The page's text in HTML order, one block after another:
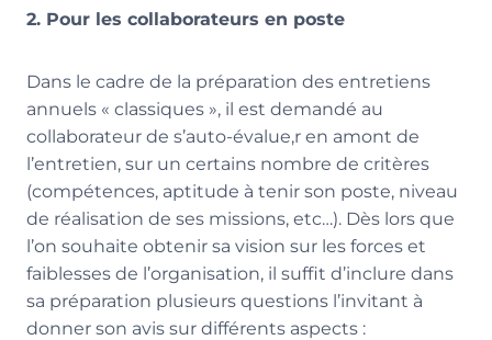
2. Pour les collaborateurs en poste
Dans le cadre de la préparation des entretiens
annuels « classiques », il est demandé au
collaborateur de s’auto-évalue,r en amont de
l’entretien, sur un certains nombre de critères
(compétences, aptitude à tenir son poste, niveau
de réalisation de ses missions, etc…). Dès lors que
l’on souhaite obtenir sa vision sur les forces et
faiblesses de l’organisation, il suffit d’inclure dans
sa préparation plusieurs questions l’invitant à
donner son avis sur différents aspects :